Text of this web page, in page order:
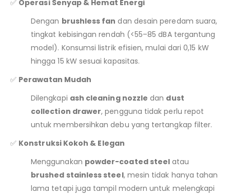
✅ Operasi Senyap & Hemat Energi
Dengan brushless fan dan desain peredam suara,
tingkat kebisingan rendah (<55–85 dBA tergantung
model). Konsumsi listrik efisien, mulai dari 0,15 kW
hingga 15 kW sesuai kapasitas.
✅ Perawatan Mudah
Dilengkapi ash cleaning nozzle dan dust
collection drawer, pengguna tidak perlu repot
untuk membersihkan debu yang tertangkap filter.
✅ Konstruksi Kokoh & Elegan
Menggunakan powder-coated steel atau
brushed stainless steel, mesin tidak hanya tahan
lama tetapi juga tampil modern untuk melengkapi